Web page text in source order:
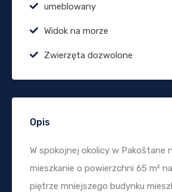
umeblowany
Widok na morze
Zwierzęta dozwolone
Opis
W spokojnej okolicy w Pakoštane
mieszkanie o powierzchni 65 m²
piętrze mniejszego budynku